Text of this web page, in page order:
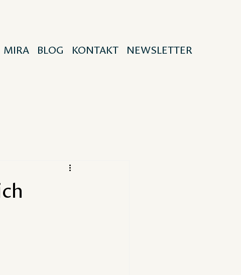
MIRA BLOG KONTAKT NEWSLETTER